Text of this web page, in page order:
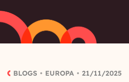
BLOGS EUROPA 21/11/2025